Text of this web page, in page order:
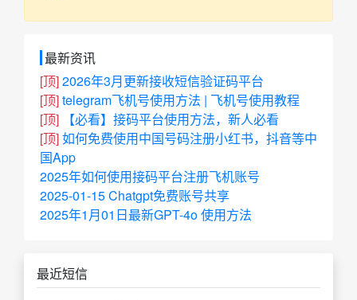
最新资讯
[顶]2026年3月更新接收短信验证码平台
[顶]telegram飞机号使用方法 | 飞机号使用教程
[顶]
【必看】接码平台使用方法，新人必看
[顶]如何免费使用中国号码注册小红书，抖音等中
国App
2025年如何使用接码平台注册飞机账号
2025-01-15 Chatgpt免费账号共享
2025年1月01日最新GPT-4o 使用方法
最近短信